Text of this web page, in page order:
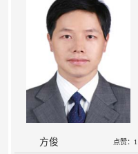
方俊 点赞：1